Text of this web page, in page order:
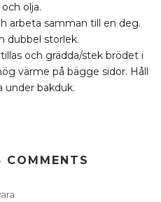
olja.
arbeta samman till en deg.
dubbel storlek.
och grädda/stek brödet i
värme på bägge sidor. Håll
under bakduk.
COMMENTS